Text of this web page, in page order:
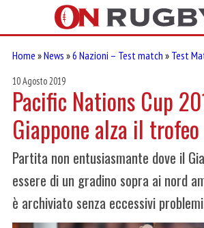
Home »News »6 Nazioni – Test match » Test
10 Agosto 2019
Pacific Nations Cup
Giappone alza il trofeo
Partita non entusiasmante dove il
essere di un gradino sopra ai nord
è archiviato senza eccessivi